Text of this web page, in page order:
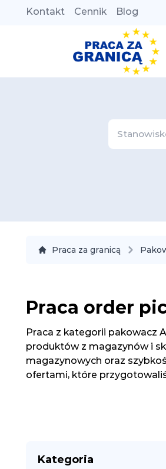
Kontakt Cennik Blog
Praca za granicą
Praca order
Praca z kategorii pakowacz
produktów z magazynów i
magazynowych oraz
ofertami, które
Kategoria